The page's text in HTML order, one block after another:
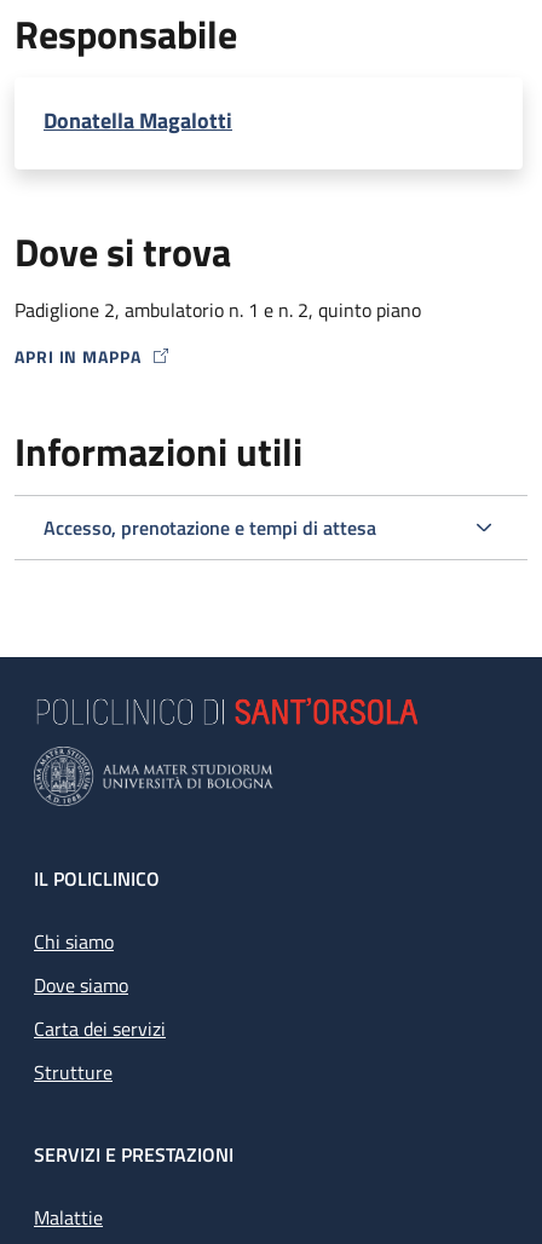
Stroke)
Responsabile
Donatella Magalotti
Dove si trova
Padiglione 2, ambulatorio n. 1 e n. 2, quinto piano
APRI IN MAPPA
MAP ICON
Informazioni utili
Accesso, prenotazione e tempi di attesa
Footer
IL POLICLINICO
Chi siamo
Dove siamo
Carta dei servizi
Strutture
SERVIZI E PRESTAZIONI
Malattie